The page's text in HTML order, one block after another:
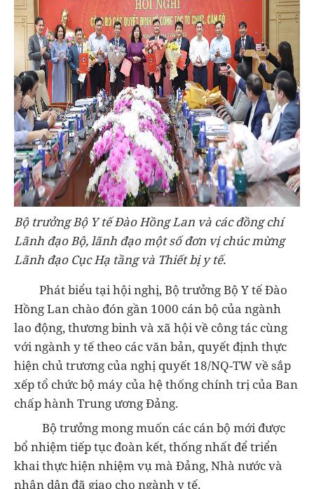
Bộ trưởng Bộ Y tế Đào Hồng Lan và các đồng chí
Lãnh đạo Bộ, lãnh đạo một số đơn vị chúc mừng
Lãnh đạo Cục Hạ tầng và Thiết bị y tế.
Phát biểu tại hội nghị, Bộ trưởng Bộ Y tế Đào
Hồng Lan chào đón gần 1000 cán bộ của ngành
lao động, thương binh và xã hội về công tác cùng
với ngành y tế theo các văn bản, quyết định thực
hiện chủ trương của nghị quyết 18/NQ-TW về sắp
xếp tổ chức bộ máy của hệ thống chính trị của Ban
chấp hành Trung ương Đảng.
Bộ trưởng mong muốn các cán bộ mới được
bổ nhiệm tiếp tục đoàn kết, thống nhất để triển
khai thực hiện nhiệm vụ mà Đảng, Nhà nước và
nhân dân đã giao cho ngành y tế.